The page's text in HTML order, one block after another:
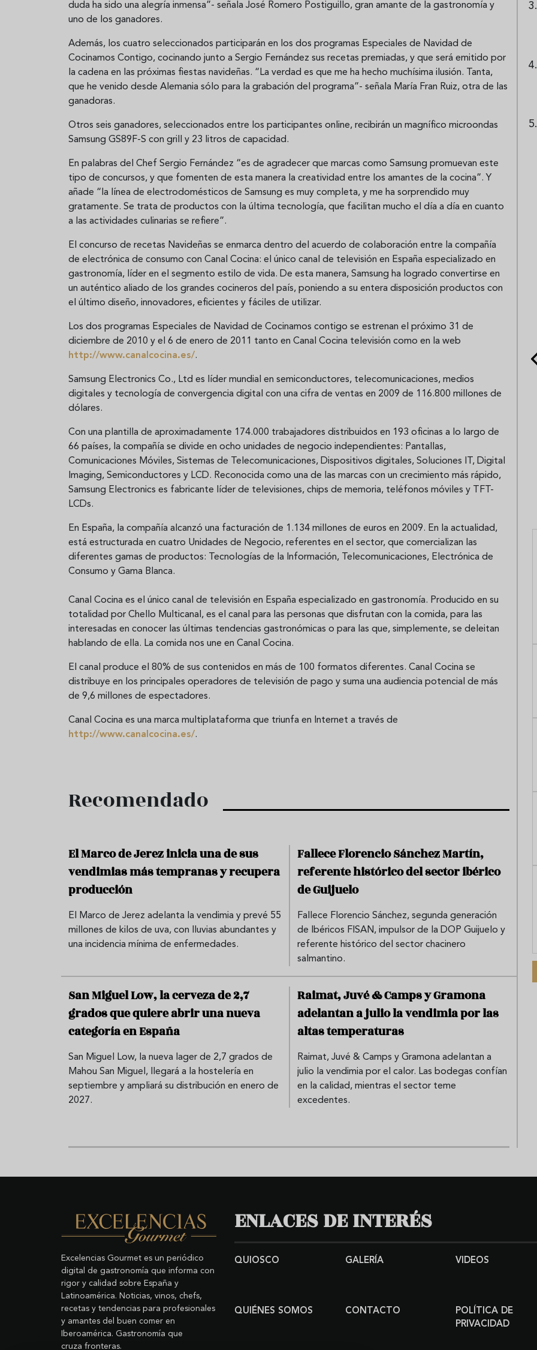
duda ha sido una alegría inmensa”- señala José Romero Postiguillo, gran amante de la gastronomía y
uno de los ganadores.
Además, los cuatro seleccionados participarán en los dos programas Especiales de Navidad de
Cocinamos Contigo, cocinando junto a Sergio Fernández sus recetas premiadas, y que será emitido por
la cadena en las próximas fiestas navideñas. “La verdad es que me ha hecho muchísima ilusión. Tanta,
que he venido desde Alemania sólo para la grabación del programa”- señala María Fran Ruiz, otra de las
ganadoras.
Otros seis ganadores, seleccionados entre los participantes online, recibirán un magnífico microondas
Samsung GS89F-S con grill y 23 litros de capacidad.
En palabras del Chef Sergio Fernández “es de agradecer que marcas como Samsung promuevan este
tipo de concursos, y que fomenten de esta manera la creatividad entre los amantes de la cocina”. Y
añade “la línea de electrodomésticos de Samsung es muy completa, y me ha sorprendido muy
gratamente. Se trata de productos con la última tecnología, que facilitan mucho el día a día en cuanto
a las actividades culinarias se refiere”.
El concurso de recetas Navideñas se enmarca dentro del acuerdo de colaboración entre la compañía
de electrónica de consumo con Canal Cocina: el único canal de televisión en España especializado en
gastronomía, líder en el segmento estilo de vida. De esta manera, Samsung ha logrado convertirse en
un auténtico aliado de los grandes cocineros del país, poniendo a su entera disposición productos con
el último diseño, innovadores, eficientes y fáciles de utilizar.
Los dos programas Especiales de Navidad de Cocinamos contigo se estrenan el próximo 31 de
diciembre de 2010 y el 6 de enero de 2011 tanto en Canal Cocina televisión como en la web
http://www.canalcocina.es/.
Samsung Electronics Co., Ltd es líder mundial en semiconductores, telecomunicaciones, medios
digitales y tecnología de convergencia digital con una cifra de ventas en 2009 de 116.800 millones de
dólares.
Con una plantilla de aproximadamente 174.000 trabajadores distribuidos en 193 oficinas a lo largo de
66 países, la compañía se divide en ocho unidades de negocio independientes: Pantallas,
Comunicaciones Móviles, Sistemas de Telecomunicaciones, Dispositivos digitales, Soluciones IT, Digital
Imaging, Semiconductores y LCD. Reconocida como una de las marcas con un crecimiento más rápido,
Samsung Electronics es fabricante líder de televisiones, chips de memoria, teléfonos móviles y TFT-
LCDs.
En España, la compañía alcanzó una facturación de 1.134 millones de euros en 2009. En la actualidad,
está estructurada en cuatro Unidades de Negocio, referentes en el sector, que comercializan las
diferentes gamas de productos: Tecnologías de la Información, Telecomunicaciones, Electrónica de
Consumo y Gama Blanca.
Canal Cocina es el único canal de televisión en España especializado en gastronomía. Producido en su
totalidad por Chello Multicanal, es el canal para las personas que disfrutan con la comida, para las
interesadas en conocer las últimas tendencias gastronómicas o para las que, simplemente, se deleitan
hablando de ella. La comida nos une en Canal Cocina.
El canal produce el 80% de sus contenidos en más de 100 formatos diferentes. Canal Cocina se
distribuye en los principales operadores de televisión de pago y suma una audiencia potencial de más
de 9,6 millones de espectadores.
Canal Cocina es una marca multiplataforma que triunfa en Internet a través de
http://www.canalcocina.es/.
Recomendado
El Marco de Jerez inicia una de sus
vendimias más tempranas y recupera
producción
El Marco de Jerez adelanta la vendimia y prevé 55
millones de kilos de uva, con lluvias abundantes y
una incidencia mínima de enfermedades.
Fallece Florencio Sánchez Martín,
referente histórico del sector ibérico
de Guijuelo
Fallece Florencio Sánchez, segunda generación
de Ibéricos FISAN, impulsor de la DOP Guijuelo y
referente histórico del sector chacinero
salmantino.
San Miguel Low, la cerveza de 2,7
grados que quiere abrir una nueva
categoría en España
San Miguel Low, la nueva lager de 2,7 grados de
Mahou San Miguel, llegará a la hostelería en
septiembre y ampliará su distribución en enero de
2027.
Raimat, Juvé & Camps y Gramona
adelantan a julio la vendimia por las
altas temperaturas
Raimat, Juvé & Camps y Gramona adelantan a
julio la vendimia por el calor. Las bodegas confían
en la calidad, mientras el sector teme
excedentes.
Excelencias Gourmet es un periódico
digital de gastronomía que informa con
rigor y calidad sobre España y
Latinoamérica. Noticias, vinos, chefs,
recetas y tendencias para profesionales
y amantes del buen comer en
Iberoamérica. Gastronomía que
cruza fronteras.
ENLACES DE INTERÉS
QUIOSCO GALERÍA VIDEOS
QUIÉNES SOMOS CONTACTO
POLÍTICA DE
PRIVACIDAD